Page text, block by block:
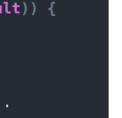
))
{